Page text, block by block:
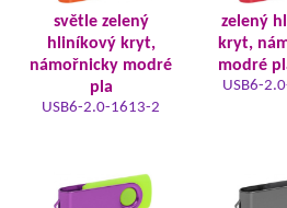
světle zelený
hliníkový kryt,
námořnicky modré
pla
USB6-2.0-1613-2
zelený
kryt,
modré
USB6-